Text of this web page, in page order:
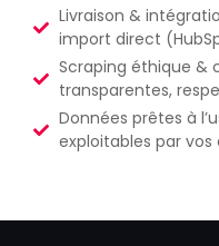
Livraison &
import direct
Scraping éthique &
transparentes,
Données prêtes à
exploitables par